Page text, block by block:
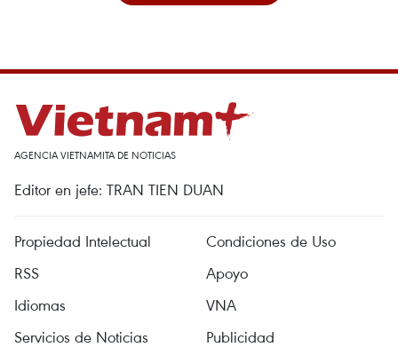
AGENCIA VIETNAMITA DE NOTICIAS
Editor en jefe: TRAN TIEN DUAN
Propiedad Intelectual
Condiciones de Uso
RSS
Apoyo
Idiomas
VNA
Servicios de Noticias
Publicidad